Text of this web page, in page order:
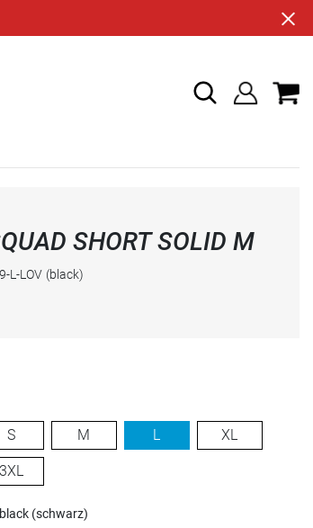
SHORT SOLID M
L-LOV (black)
S M L XL
3XL
(schwarz)